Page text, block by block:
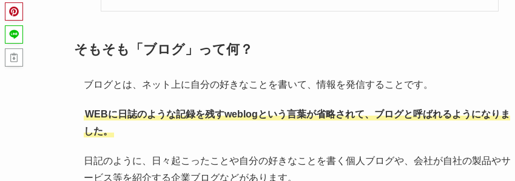
そもそも「ブログ」って何？
ブログとは、ネット上に自分の好きなことを書いて、情報を発信することです。
WEBに日誌のような記録を残すweblogという言葉が省略されて、ブログと呼ばれるようになりま
した。
日記のように、日々起こったことや自分の好きなことを書く個人ブログや、会社が自社の製品やサ
ービス等を紹介する企業ブログなどがあります。